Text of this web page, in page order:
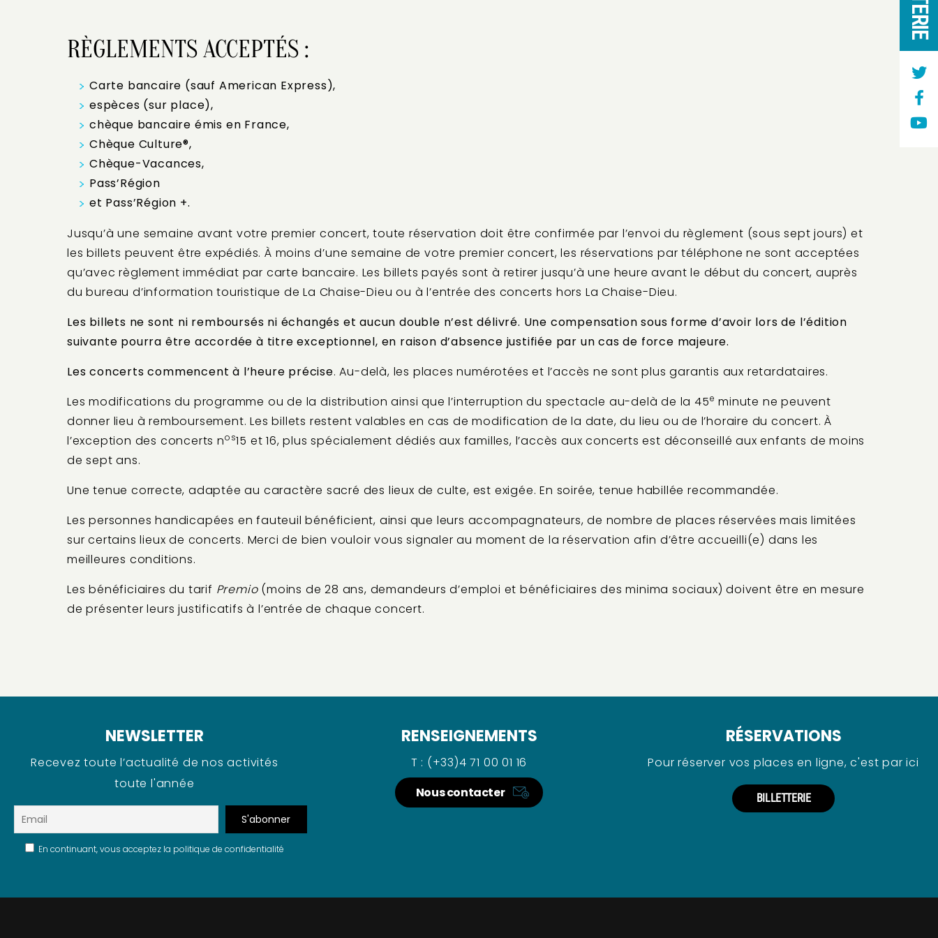
RÈGLEMENTS ACCEPTÉS :
Carte bancaire (sauf American Express),
espèces (sur place),
chèque bancaire émis en France,
Chèque Culture®,
Chèque-Vacances,
Pass’Région
et Pass’Région +.
Jusqu’à une semaine avant votre premier concert, toute réservation doit être confirmée par l’envoi du règlement (sous sept jours) et
les billets peuvent être expédiés. À moins d’une semaine de votre premier concert, les réservations par téléphone ne sont acceptées
qu’avec règlement immédiat par carte bancaire. Les billets payés sont à retirer jusqu’à une heure avant le début du concert, auprès
du bureau d’information touristique de La Chaise-Dieu ou à l’entrée des concerts hors La Chaise-Dieu.
Les billets ne sont ni remboursés ni échangés et aucun double n’est délivré. Une compensation sous forme d’avoir lors de l’édition
suivante pourra être accordée à titre exceptionnel, en raison d’absence justifiée par un cas de force majeure.
Les concerts commencent à l’heure précise. Au-delà, les places numérotées et l’accès ne sont plus garantis aux retardataires.
Les modifications du programme ou de la distribution ainsi que l’interruption du spectacle au-delà de la 45e minute ne peuvent
donner lieu à remboursement. Les billets restent valables en cas de modification de la date, du lieu ou de l’horaire du concert. À
l’exception des concerts nos15 et 16, plus spécialement dédiés aux familles, l’accès aux concerts est déconseillé aux enfants de moins
de sept ans.
Une tenue correcte, adaptée au caractère sacré des lieux de culte, est exigée. En soirée, tenue habillée recommandée.
Les personnes handicapées en fauteuil bénéficient, ainsi que leurs accompagnateurs, de nombre de places réservées mais limitées
sur certains lieux de concerts. Merci de bien vouloir vous signaler au moment de la réservation afin d’être accueilli(e) dans les
meilleures conditions.
Les bénéficiaires du tarif Premio(moins de 28 ans, demandeurs d’emploi et bénéficiaires des minima sociaux) doivent être en mesure
de présenter leurs justificatifs à l’entrée de chaque concert.
NEWSLETTER
Recevez toute l’actualité de nos activités
toute l'année
En continuant, vous acceptez la politique de confidentialité
RENSEIGNEMENTS
T : (+33)4 71 00 01 16
Nous contacter
RÉSERVATIONS
Pour réserver vos places en ligne, c'est par ici
BILLETTERIE